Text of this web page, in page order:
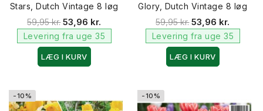
Stars, Dutch Vintage 8 løg
59,95 kr. 53,96 kr.
Levering fra uge 35
LÆG I KURV
Glory, Dutch Vintage 8 løg
59,95 kr. 53,96 kr.
Levering fra uge 35
LÆG I KURV
-10% -10%